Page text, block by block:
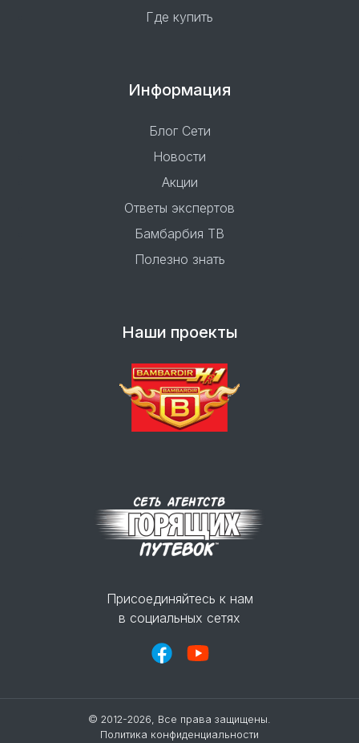
Где купить
Информация
Блог Сети
Новости
Акции
Ответы экспертов
Бамбарбия ТВ
Полезно знать
Наши проекты
Присоединяйтесь к нам
в социальных сетях
© 2012-2026, Все права защищены.
Политика конфиденциальности